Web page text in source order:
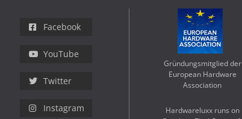
Facebook
YouTube
Twitter
Instagram
Gründungsmitglied der
European Hardware
Association
Hardwareluxx runs on